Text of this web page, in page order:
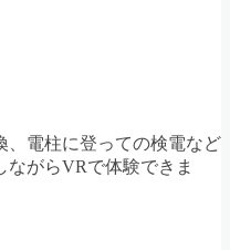
、電柱に登っての検電など
ながらVRで体験できま